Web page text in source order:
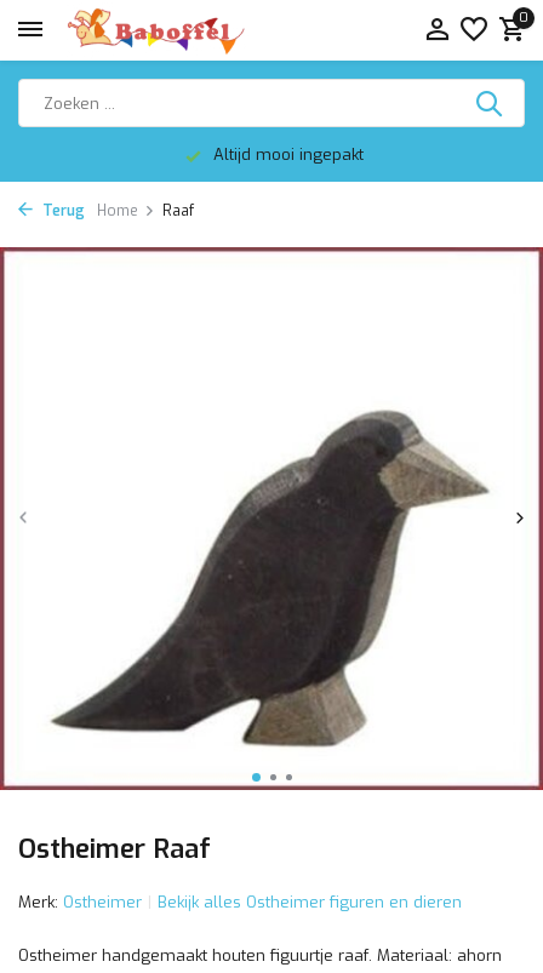
0
Altijd mooi ingepakt
Terug Home Raaf
Ostheimer Raaf
Merk: Ostheimer Bekijk alles Ostheimer figuren en dieren
Ostheimer handgemaakt houten figuurtje raaf. Materiaal: ahorn